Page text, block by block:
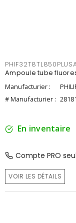
Ampoule tube
Manufacturier :
# Manufacturier :
En inventaire
Compte PRO
VOIR LES DÉTAILS